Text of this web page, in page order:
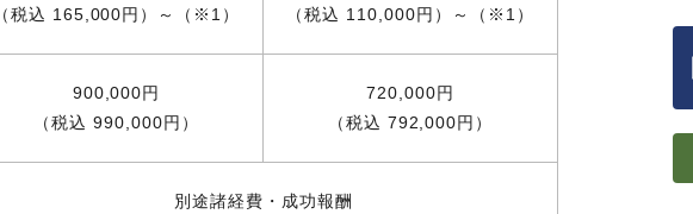
（税込 165,000円）～（※1）
（税込 110,000円）～（※1）
900,000円
（税込 990,000円）
720,000円
（税込 792,000円）
別途諸経費・成功報酬